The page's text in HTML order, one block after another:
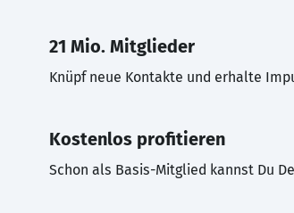
21 Mio. Mitglieder
Knüpf neue Kontakte und erhalte
Kostenlos profitieren
Schon als Basis-Mitglied kannst Du